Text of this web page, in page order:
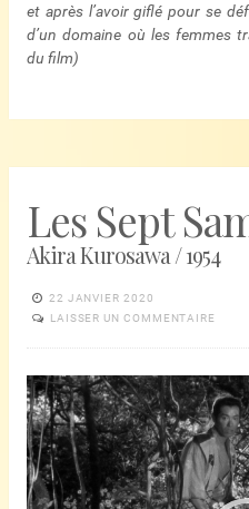
et après l’avoir giflé pour se
d’un domaine où les femmes
du film)
Les Sept
Akira Kurosawa / 1954
22 JANVIER 2020
LAISSER UN COMMENTAIRE
Lecteur
vidéo